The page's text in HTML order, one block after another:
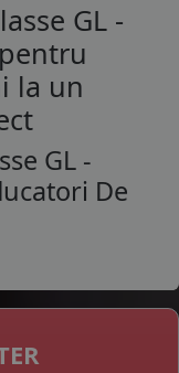
GL -
la un
GL -
De